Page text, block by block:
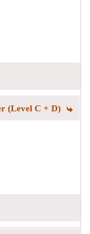
(Level C + D)